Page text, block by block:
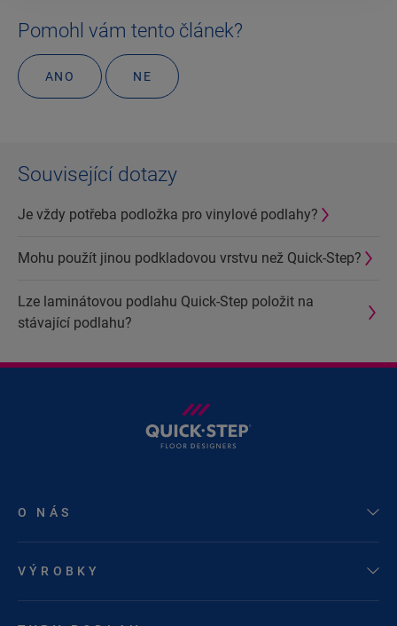
Pomohl vám tento článek?
ANO NE
Související dotazy
Je vždy potřeba podložka pro vinylové podlahy?
Mohu použít jinou podkladovou vrstvu než Quick-Step?
Lze laminátovou podlahu Quick-Step položit na
stávající podlahu?
O NÁS
VÝROBKY